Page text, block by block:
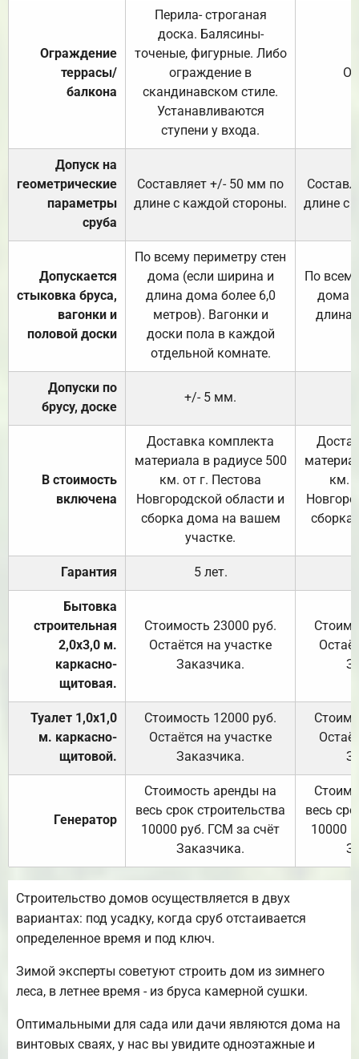
Ограждение
террасы/
балкона
Перила- строганая
доска. Балясины-
точеные, фигурные. Либо
ограждение в
скандинавском стиле.
Устанавливаются
ступени у входа.
Допуск на
геометрические
параметры
сруба
Составляет +/- 50 мм по
длине с каждой стороны.
длине с
Допускается
стыковка бруса,
вагонки и
половой доски
По всему периметру стен
дома (если ширина и
длина дома более 6,0
метров). Вагонки и
доски пола в каждой
отдельной комнате.
По
дома
длина
Допуски по
брусу, доске
+/- 5 мм.
В стоимость
включена
Доставка комплекта
материала в радиусе 500
км. от г. Пестова
Новгородской области и
сборка дома на вашем
участке.
км.
Гарантия 5 лет.
Бытовка
строительная
2,0х3,0 м.
каркасно-
щитовая.
Стоимость 23000 руб.
Остаётся на участке
Заказчика.
Туалет 1,0х1,0
м. каркасно-
щитовой.
Стоимость 12000 руб.
Остаётся на участке
Заказчика.
Генератор
Стоимость аренды на
весь срок строительства
10000 руб. ГСМ за счёт
Заказчика.
весь
10000
Строительство домов осуществляется в двух
вариантах: под усадку, когда сруб отстаивается
определенное время и под ключ.
Зимой эксперты советуют строить дом из зимнего
леса, в летнее время - из бруса камерной сушки.
Оптимальными для сада или дачи являются дома на
винтовых сваях, у нас вы увидите одноэтажные и